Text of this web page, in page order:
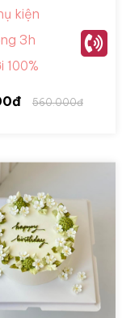
kiện
3h
100%
560.000đ